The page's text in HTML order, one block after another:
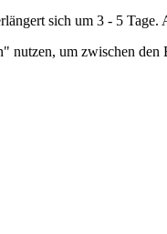
sich um 3 - 5 Tage.
um zwischen